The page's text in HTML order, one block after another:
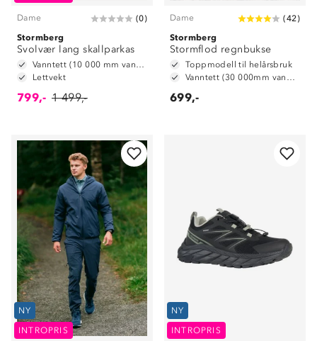
Dame (0)
Stormberg
Svolvær lang skallparkas
Vanntett (10 000 mm vannsøyle)
Lettvekt
799,- 1 499,-
Dame (42)
Stormberg
Stormflod regnbukse
Toppmodell til helårsbruk
Vanntett (30 000mm vannsøyle)
699,-
NY
INTROPRIS
NY
INTROPRIS